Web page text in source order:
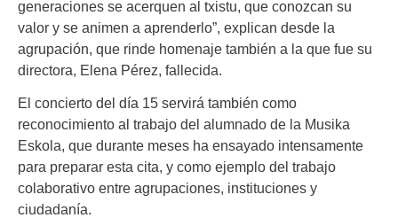
generaciones se acerquen al txistu, que conozcan su
valor y se animen a aprenderlo”, explican desde la
agrupación, que rinde homenaje también a la que fue su
directora, Elena Pérez, fallecida.
El concierto del día 15 servirá también como
reconocimiento al trabajo del alumnado de la Musika
Eskola, que durante meses ha ensayado intensamente
para preparar esta cita, y como ejemplo del trabajo
colaborativo entre agrupaciones, instituciones y
ciudadanía.